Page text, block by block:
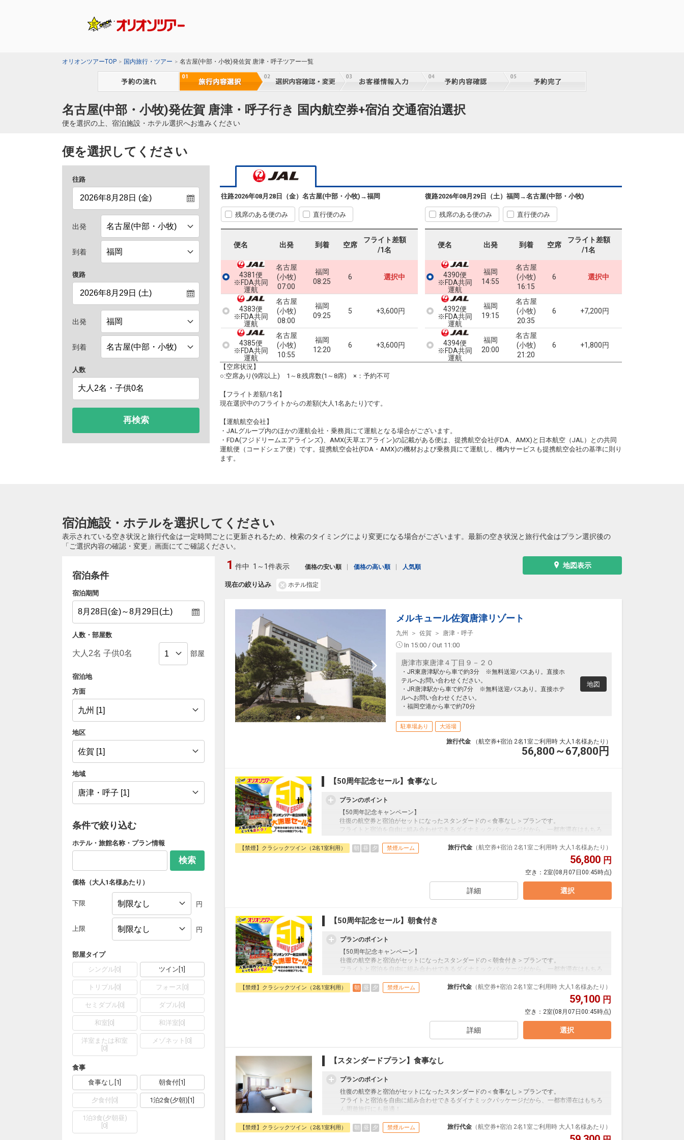
オリオンツアーTOP 国内旅行・ツアー 名古屋(中部・小牧)発佐賀 唐津・呼子ツアー一覧
名古屋(中部・小牧)発佐賀 唐津・呼子行き 国内航空券+宿泊 交通宿泊選択
便を選択の上、宿泊施設・ホテル選択へお進みください
便を選択してください
往路
出発
到着
復路
出発
到着
人数
再検索
往路2026年08月28日（金） 名古屋(中部・小牧) →福岡
残席のある便のみ 直行便のみ
便名 出発 到着 空席
フライト差額
/1名
4381便
※FDA共同
運航
名古屋
(小牧)
07:00
福岡
08:25
6 選択中
4383便
※FDA共同
運航
名古屋
(小牧)
08:00
福岡
09:25
5 +3,600円
4385便
※FDA共同
運航
名古屋
(小牧)
10:55
福岡
12:20
6 +3,600円
復路2026年08月29日（土） 福岡 →名古屋(中部・小牧)
残席のある便のみ 直行便のみ
便名 出発 到着 空席
フライト差額
/1名
4390便
※FDA共同
運航
福岡
14:55
名古屋
(小牧)
16:15
6 選択中
4392便
※FDA共同
運航
福岡
19:15
名古屋
(小牧)
20:35
6 +7,200円
4394便
※FDA共同
運航
福岡
20:00
名古屋
(小牧)
21:20
6 +1,800円
【空席状況】
○:空席あり(9席以上) 1～8:残席数(1～8席) ×：予約不可
【フライト差額/1名】
現在選択中のフライトからの差額(大人1名あたり)です。
【運航航空会社】
・JALグループ内のほかの運航会社・乗務員にて運航となる場合がございます。
・FDA(フジドリームエアラインズ)、AMX(天草エアライン)の記載がある便は、提携航空会社(FDA、AMX)と日本航空（JAL）との共同
運航便（コードシェア便）です。提携航空会社(FDA・AMX)の機材および乗務員にて運航し、機内サービスも提携航空会社の基準に則り
ます。
宿泊施設・ホテルを選択してください
表示されている空き状況と旅行代金は一定時間ごとに更新されるため、検索のタイミングにより変更になる場合がございます。最新の空き状況と旅行代金はプラン選択後の
「ご選択内容の確認・変更」画面にてご確認ください。
宿泊条件
宿泊期間
人数・部屋数
部屋
宿泊地
方面
地区
地域
条件で絞り込む
ホテル・旅館名称・プラン情報
検索
価格（大人1名様あたり）
下限 円
上限 円
部屋タイプ
シングル 0 ツイン 1
トリプル 0 フォース 0]
セミダブル[ 0] ダブル 0
和室 0 和洋室 0
洋室または和室
0
メゾネット 0
食事
食事なし 1 朝食付 1
夕食付 0] 1泊2食(夕朝) 1
1泊3食(夕朝昼)
0
地図表示
現在の絞り込み ホテル指定
1 件中 1～1件表示 価格の安い順 価格の高い順 人気順
メルキュール佐賀唐津リゾート
九州 佐賀 唐津・呼子
In 15:00 / Out 11:00
唐津市東唐津４丁目９－２０
・JR東唐津駅から車で約3分 ※無料送迎バスあり。直接ホ
テルへお問い合わせください。
・JR唐津駅から車で約7分 ※無料送迎バスあり。直接ホテ
ルへお問い合わせください。
・福岡空港から車で約70分
地図
駐車場あり 大浴場
旅行代金 （航空券+宿泊 2名1室ご利用時 大人1名様あたり）
56,800～67,800 円
【50周年記念セール】食事なし
プランのポイント
【50周年記念キャンペーン】
往復の航空券と宿泊がセットになったスタンダードの＜食事なし＞プランです。
フライトと宿泊を自由に組み合わせできるダイナミックパッケージだから、一都市滞在はもちろ
旅行期間中の1泊だけの宿泊や延泊・飛び泊なども自由自在です。
JALマイレージ会員の方にはフライトマイルが50%貯まります。
広々とした内湯とサウナ・水風呂を完備したリフレッシュ空間です。
また、リラクゼーションラウンジでは、湯上がりに厳選された甘酒やお茶などを飲んでくつろぐ
■送迎のご案内
詳しくはホテルへお問い合わせください。
■施設使用料のご案内
添い寝幼児（0～6歳の未就学児）は、現地にて施設使用料がかります。お1人様1泊あたり1,100円
【禁煙】クラシックツイン（2名1室利用） 朝 昼 夕 禁煙ルーム 旅行代金 （航空券+宿泊 2名1室ご利用時 大人1名様あたり）
56,800 円
空き： 2室(08月07日00:45時点)
詳細 選択
【50周年記念セール】朝食付き
プランのポイント
【50周年記念キャンペーン】
往復の航空券と宿泊がセットになったスタンダードの＜朝食付き＞プランです。
フライトと宿泊を自由に組み合わせできるダイナミックパッケージだから、一都市滞在はもちろ
旅行期間中の1泊だけの宿泊や延泊・飛び泊なども自由自在です。
JALマイレージ会員の方にはフライトマイルが50%貯まります。
佐賀県産食材をふんだんに取り入れたこだわりの和洋ビュッフェ（バイキング）形式です。
ホテルメイドのクロワッサンやチェリーデニッシュなどのパンが、口コミなどでも高評価です。
□時間：06:30～09:30（ラストオーダー09:00)
■大浴場のご案内
広々とした内湯とサウナ・水風呂を完備したリフレッシュ空間です。
ことができます。
□営業時間：15:00～23:00/翌朝06:00～10:00
■送迎のご案内
詳しくはホテルへお問い合わせください。
【禁煙】クラシックツイン（2名1室利用） 朝 昼 夕 禁煙ルーム 旅行代金 （航空券+宿泊 2名1室ご利用時 大人1名様あたり）
59,100 円
空き： 2室(08月07日00:45時点)
詳細 選択
【スタンダードプラン】食事なし
プランのポイント
往復の航空券と宿泊がセットになったスタンダードの＜食事なし＞プランです。
フライトと宿泊を自由に組み合わせできるダイナミックパッケージだから、一都市滞在はもちろ
ん周遊旅行にも最適！
JALマイレージ会員の方にはフライトマイルが50%貯まります。
【禁煙】クラシックツイン（2名1室利用） 朝 昼 夕 禁煙ルーム 旅行代金 （航空券+宿泊 2名1室ご利用時 大人1名様あたり）